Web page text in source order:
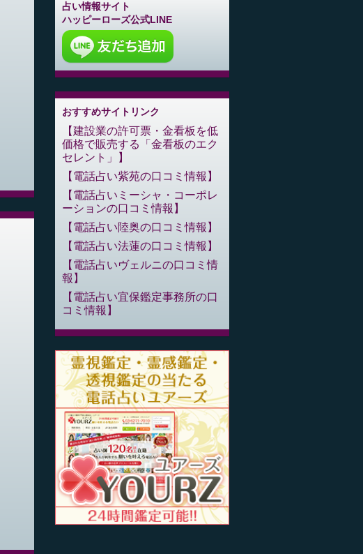
占い情報サイト
ハッピーローズ公式LINE
おすすめサイトリンク
建設業の許可票・金看板を低
価格で販売する「金看板のエク
セレント」
電話占い紫苑の口コミ情報
電話占いミーシャ・コーポレ
ーションの口コミ情報
電話占い陸奥の口コミ情報
電話占い法蓮の口コミ情報
電話占いヴェルニの口コミ情
報
電話占い宜保鑑定事務所の口
コミ情報